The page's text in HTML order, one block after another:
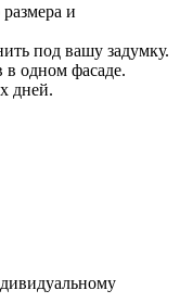
и
под вашу задумку.
в одном фасаде.
дней.